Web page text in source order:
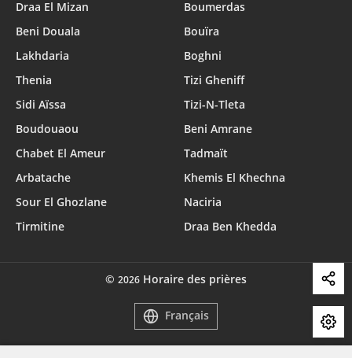
Draa El Mizan
Boumerdas
Beni Douala
Bouïra
Lakhdaria
Boghni
Thenia
Tizi Gheniff
Sidi Aïssa
Tizi-N-Tleta
Boudouaou
Beni Amrane
Chabet El Ameur
Tadmaït
Arbatache
Khemis El Khechna
Sour El Ghozlane
Naciria
Tirmitine
Draa Ben Khedda
© 2026 Horaire des prières
Français